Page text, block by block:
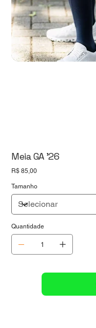
Meia GA '26
Preço
R$ 85,00
Tamanho
Quantidade